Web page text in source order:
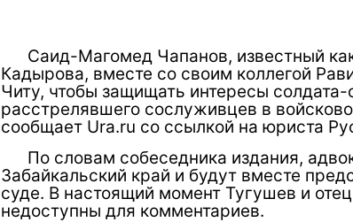
Саид-Магомед Чапанов, известный
Кадырова, вместе со своим коллегой
Читу, чтобы защищать интересы
расстрелявшего сослуживцев в
сообщает Ura.ru со ссылкой на юриста
По словам собеседника издания,
Забайкальский край и будут вместе
суде. В настоящий момент Тугушев и
недоступны для комментариев.